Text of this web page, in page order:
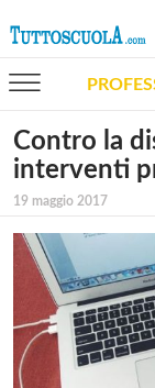
Contro la
interventi
19 maggio 2017